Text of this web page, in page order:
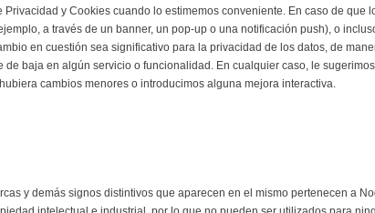
y Cookies cuando lo estimemos conveniente. En caso de que
a través de un banner, un pop-up o una notificación push), o
en cuestión sea significativo para la privacidad de los datos, de
baja en algún servicio o funcionalidad. En cualquier caso, le sugerimos
cambios menores o introducimos alguna mejora interactiva.
y demás signos distintivos que aparecen en el mismo pertenecen a